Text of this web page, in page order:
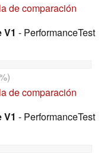
de comparación
- PerformanceTest
de comparación
- PerformanceTest